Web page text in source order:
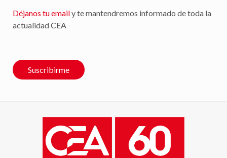
Déjanos tu emaily te mantendremos informado de toda la
actualidad CEA
Suscribirme